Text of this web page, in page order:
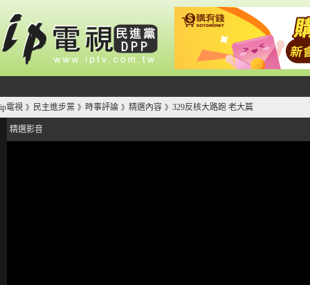
ip電視 》 民主進步黨 》 時事評論 》 精選內容 》 329反核大路跑 老大篇
精選影音